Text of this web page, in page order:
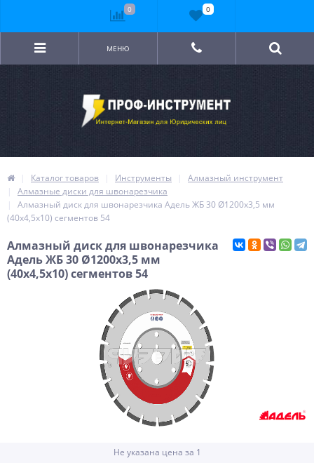
МЕНЮ
Каталог товаров Инструменты
Алмазный инструмент
Алмазные диски для швонарезчика
Алмазный диск для швонарезчика Адель ЖБ 30 Ø1200x3,5 мм
(40x4,5x10) сегментов 54
Алмазный диск для швонарезчика
Адель ЖБ 30 Ø1200x3,5 мм
(40x4,5x10) сегментов 54
Не указана цена за 1
0 0